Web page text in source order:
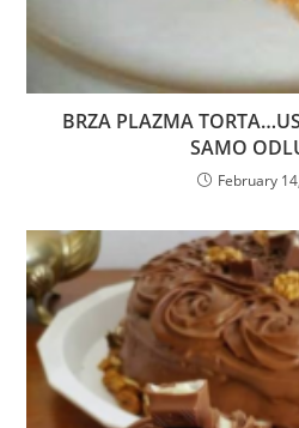
BRZA PLAZMA
SAMO
February